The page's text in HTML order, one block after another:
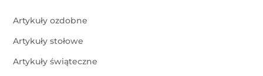
Artykuły ozdobne
Artykuły stołowe
Artykuły świąteczne